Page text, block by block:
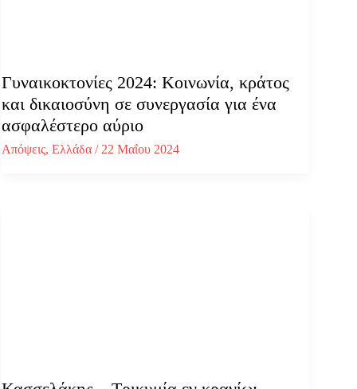
Γυναικοκτονίες 2024: Κοινωνία, κράτος
και δικαιοσύνη σε συνεργασία για ένα
ασφαλέστερο αύριο
Απόψεις,Ελλάδα / 22 Μαΐου 2024